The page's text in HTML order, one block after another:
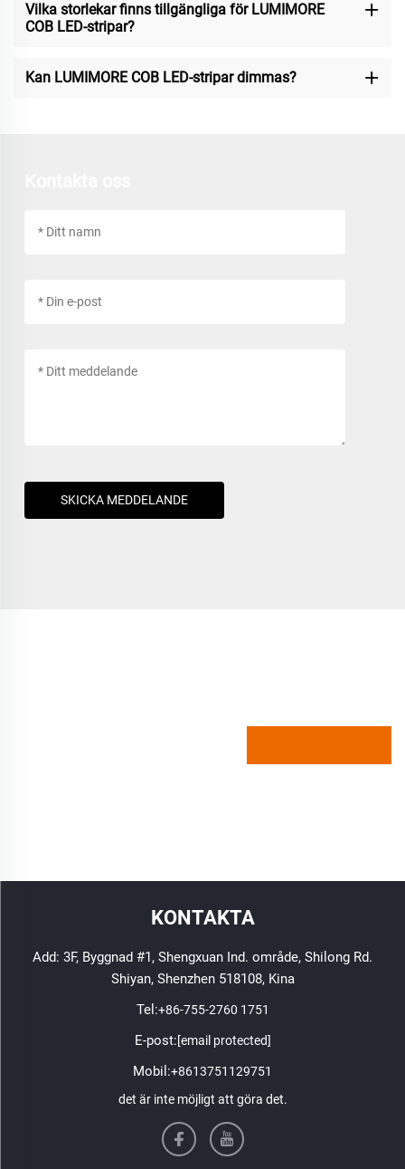
Vilka storlekar finns tillgängliga för LUMIMORE
COB LED-stripar?
Kan LUMIMORE COB LED-stripar dimmas?
SKICKA MEDDELANDE
KONTAKTA
Add: 3F, Byggnad #1, Shengxuan Ind. område, Shilong Rd.
Shiyan, Shenzhen 518108, Kina
Tel:+86-755-2760 1751
E-post:[email protected]
Mobil:+8613751129751
det är inte möjligt att göra det.